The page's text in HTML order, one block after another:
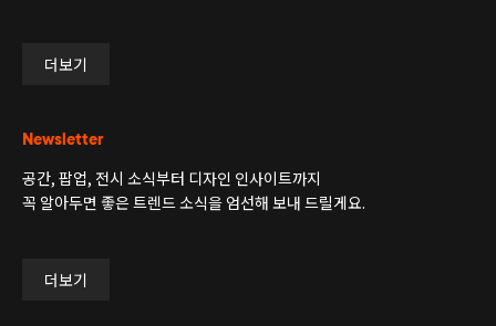
더보기
Newsletter
공간, 팝업, 전시 소식부터 디자인 인사이트까지
꼭 알아두면 좋은 트렌드 소식을 엄선해 보내 드릴게요.
더보기